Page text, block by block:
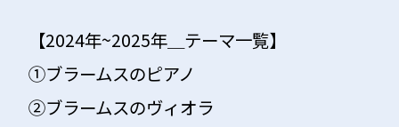
【2024年~2025年＿テーマ一覧】
①ブラームスのピアノ
②ブラームスのヴィオラ